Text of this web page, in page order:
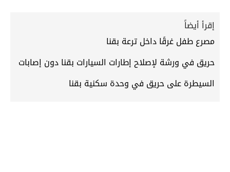
إقرأ أيضاً
مصرع طفل غرقًا داخل ترعة بقنا
حريق في ورشة لإصلاح إطارات السيارات بقنا دون إصابات
السيطرة على حريق في وحدة سكنية بقنا